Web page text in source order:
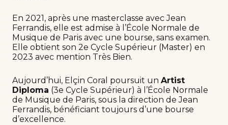
En 2021, après une masterclasse avec Jean
Ferrandis, elle est admise à l’École Normale de
Musique de Paris avec une bourse, sans examen.
Elle obtient son 2e Cycle Supérieur (Master) en
2023 avec mention Très Bien.
Aujourd’hui, Elçin Coral poursuit un Artist
Diploma (3e Cycle Supérieur) à l’École Normale
de Musique de Paris, sous la direction de Jean
Ferrandis, bénéficiant toujours d’une bourse
d’excellence.